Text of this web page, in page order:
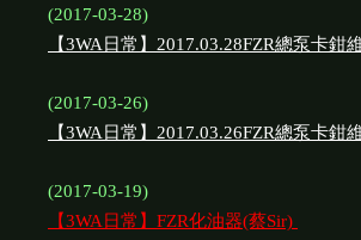
(2017-03-28)
【3WA日常】2017.03.28FZR總泵卡鉗
(2017-03-26)
【3WA日常】2017.03.26FZR總泵卡鉗
(2017-03-19)
【3WA日常】FZR化油器(蔡Sir)